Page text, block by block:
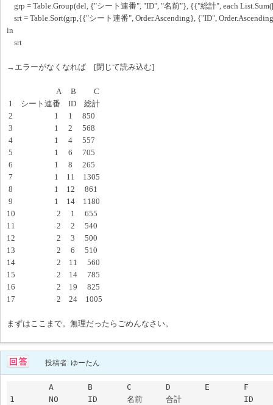
grp = Table.Group(del, {"シート連番", "ID", "名前"}, {{"総計", each
srt = Table.Sort(grp,{{"シート連番", Order.Ascending}, {"ID",
in
srt
→エラーがなくなれば [閉じて読み込む]
A B C
1 シート連番 ID 総計
2 1 1 850
3 1 2 568
4 1 4 557
5 1 6 705
6 1 8 265
7 1 11 1305
8 1 12 861
9 1 14 1180
10 2 1 655
11 2 2 540
12 2 3 500
13 2 6 510
14 2 11 560
15 2 14 785
16 2 19 825
17 2 24 1005
まずはここまで。無理だったらごめんなさい。
投稿者: ゆーたん
1	NO	ID	名前	合計		ID	総合計